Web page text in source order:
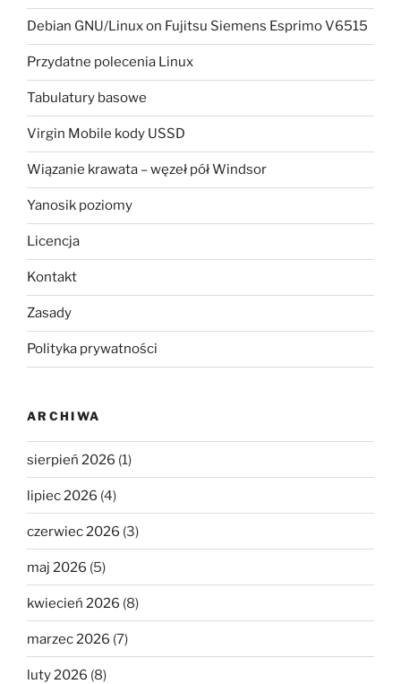
Debian GNU/Linux on Fujitsu Siemens Esprimo V6515
Przydatne polecenia Linux
Tabulatury basowe
Virgin Mobile kody USSD
Wiązanie krawata – węzeł pół Windsor
Yanosik poziomy
Licencja
Kontakt
Zasady
Polityka prywatności
ARCHIWA
sierpień 2026 (1)
lipiec 2026 (4)
czerwiec 2026 (3)
maj 2026 (5)
kwiecień 2026 (8)
marzec 2026 (7)
luty 2026 (8)